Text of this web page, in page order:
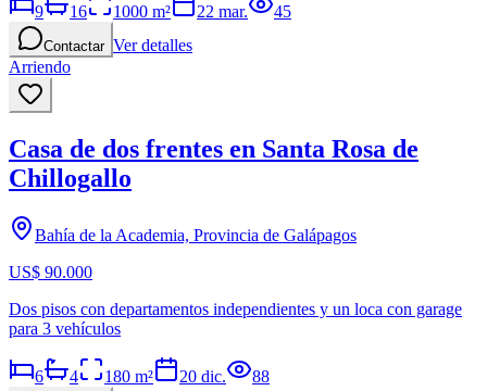
9 16 1000 m² 22 mar. 45
Contactar Ver detalles
Arriendo
Casa de dos frentes en Santa Rosa de
Chillogallo
Bahía de la Academia, Provincia de Galápagos
US$ 90.000
Dos pisos con departamentos independientes y un loca con garage
para 3 vehículos
6 4 180 m² 20 dic. 88